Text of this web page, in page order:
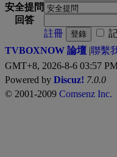
安全提問
回答
註冊
登錄
TVBOXNOW 論壇 |聯繫
GMT+8, 2026-8-6 03:57
Powered by Discuz! 7.0.0
© 2001-2009 Comsenz Inc.